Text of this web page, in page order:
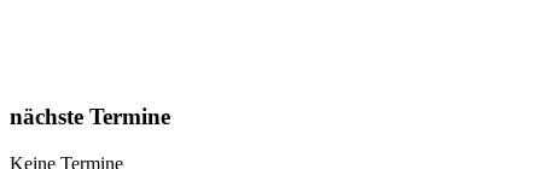
nächste Termine
Keine Termine